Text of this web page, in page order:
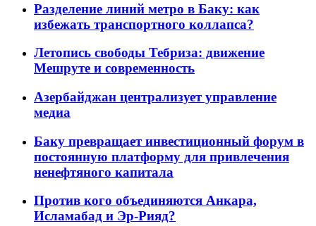
Разделение линий метро в Баку: как
избежать транспортного коллапса?
Летопись свободы Тебриза: движение
Мешруте и современность
Азербайджан централизует управление
медиа
Баку превращает инвестиционный форум в
постоянную платформу для привлечения
ненефтяного капитала
Против кого объединяются Анкара,
Исламабад и Эр-Рияд?